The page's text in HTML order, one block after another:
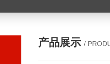
产品展示 /